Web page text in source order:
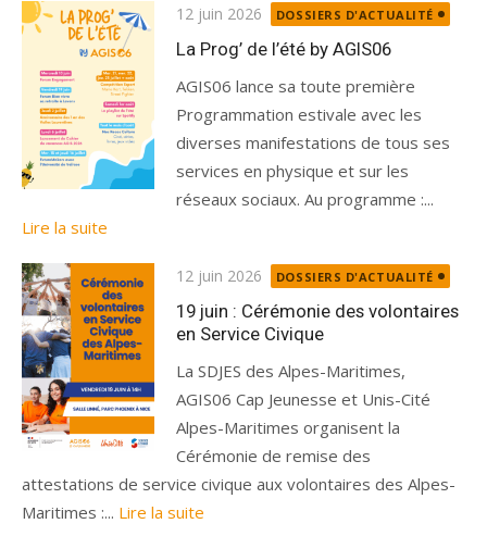
Publié
le
12 juin 2026 DOSSIERS D'ACTUALITÉ
La Prog’ de l’été by AGIS06
AGIS06 lance sa toute première
Programmation estivale avec les
diverses manifestations de tous ses
services en physique et sur les
réseaux sociaux. Au programme :...
Lire la suite
Publié
le
12 juin 2026 DOSSIERS D'ACTUALITÉ
19 juin : Cérémonie des volontaires
en Service Civique
La SDJES des Alpes-Maritimes,
AGIS06 Cap Jeunesse et Unis-Cité
Alpes-Maritimes organisent la
Cérémonie de remise des
attestations de service civique aux volontaires des Alpes-
Maritimes :... Lire la suite